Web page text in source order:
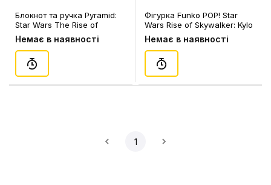
Блокнот та ручка Pyramid:
Star Wars The Rise of
Skywalker (Kylo Ren Model),
(29767)
Немає в наявності
Фігурка Funko POP! Star
Wars Rise of Skywalker: Kylo
Ren (GW), (47246)
Немає в наявності
1